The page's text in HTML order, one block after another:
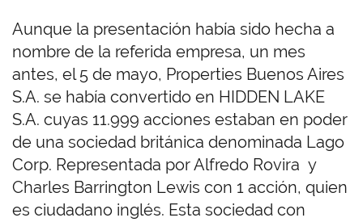
Aunque la presentación había sido hecha a
nombre de la referida empresa, un mes
antes, el 5 de mayo, Properties Buenos Aires
S.A. se había convertido en HIDDEN LAKE
S.A. cuyas 11.999 acciones estaban en poder
de una sociedad británica denominada Lago
Corp. Representada por Alfredo Rovira y
Charles Barrington Lewis con 1 acción, quien
es ciudadano inglés. Esta sociedad con